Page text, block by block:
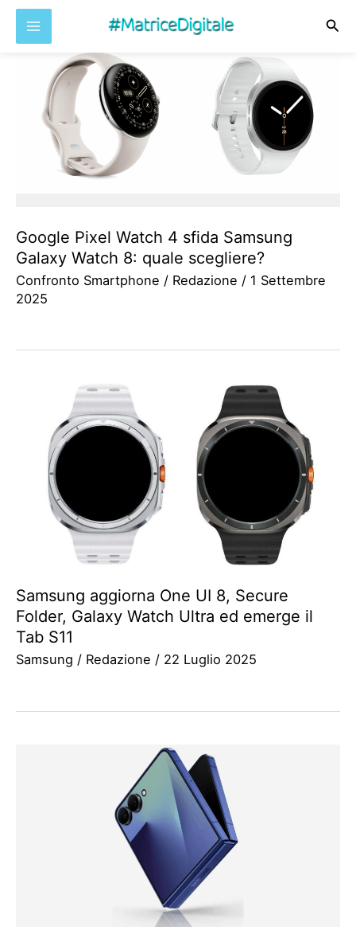
contenuto
Google Pixel Watch 4 sfida Samsung
Galaxy Watch 8: quale scegliere?
Confronto Smartphone / Redazione / 1 Settembre
2025
Samsung aggiorna One UI 8, Secure
Folder, Galaxy Watch Ultra ed emerge il
Tab S11
Samsung / Redazione / 22 Luglio 2025